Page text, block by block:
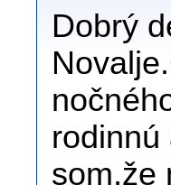
Dobrý
rodinnú
som,že